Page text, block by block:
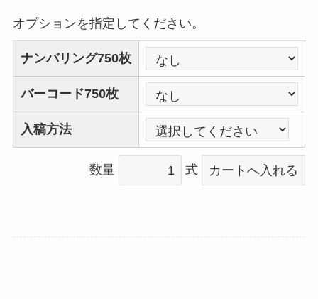
オプションを指定してください。
ナンバリング750枚
バーコード750枚
入稿方法
数量 式